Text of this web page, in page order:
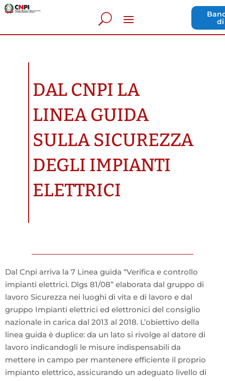
DAL CNPI LA
LINEA GUIDA
SULLA SICUREZZA
DEGLI IMPIANTI
ELETTRICI
Dal Cnpi arriva la 7 Linea guida “Verifica e controllo
impianti elettrici. Dlgs 81/08” elaborata dal gruppo di
lavoro Sicurezza nei luoghi di vita e di lavoro e dal
gruppo Impianti elettrici ed elettronici del consiglio
nazionale in carica dal 2013 al 2018. L’obiettivo della
linea guida è duplice: da un lato si rivolge al datore di
lavoro indicandogli le misure indispensabili da
mettere in campo per mantenere efficiente il proprio
impianto elettrico, assicurando un adeguato livello di